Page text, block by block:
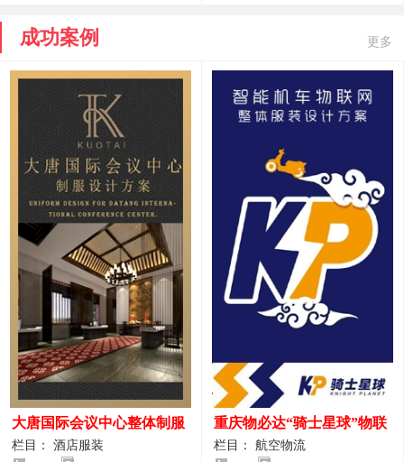
成功案例 更多
大唐国际会议中心整体制服
设计案例
栏目： 酒店服装
重庆物必达“骑士星球”物联
网派送人员服装设计案例
栏目： 航空物流